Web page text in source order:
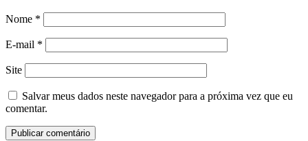
Nome *
E-mail *
Site
Salvar meus dados neste navegador para a próxima vez que eu
comentar.